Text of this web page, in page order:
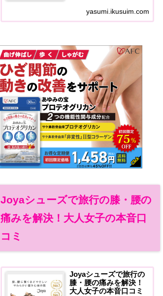
へ、ひざ関節と筋肉量をダブ
ルサポートするサプリの正直
ートする。
yasumi.ikusuim.com
Joyaシューズで旅行の膝・腰の
痛みを解決！大人女子の本音口
コミ
Joyaシューズで旅行の
膝・腰の痛みを解決！
大人女子の本音口コミ